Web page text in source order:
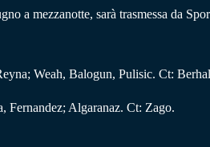
a mezzanotte, sarà trasmessa da
Weah, Balogun, Pulisic. Ct:
Fernandez; Algaranaz. Ct: Zago.